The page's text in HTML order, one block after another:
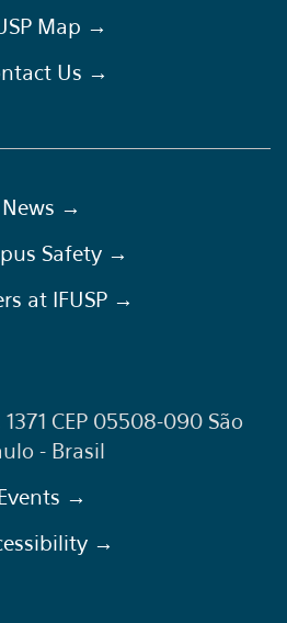
Map →
Us →
News →
Safety →
at IFUSP →
CEP 05508-090 São
- Brasil
→
→